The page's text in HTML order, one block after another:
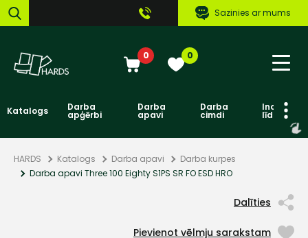
Sazinies ar mums
0 0
Katalogs Darba
apģērbi
Darba
apavi
Darba
cimdi līdzekļi
HARDS Katalogs Darba apavi
Darba kurpes
Darba apavi Three 100 Eighty S1PS SR FO ESD HRO
Dalīties
Pievienot vēlmju sarakstam